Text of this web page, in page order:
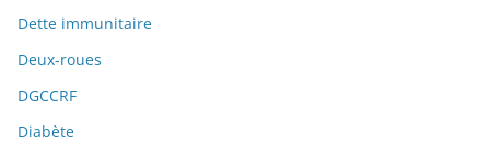
Dette immunitaire
Deux-roues
DGCCRF
Diabète